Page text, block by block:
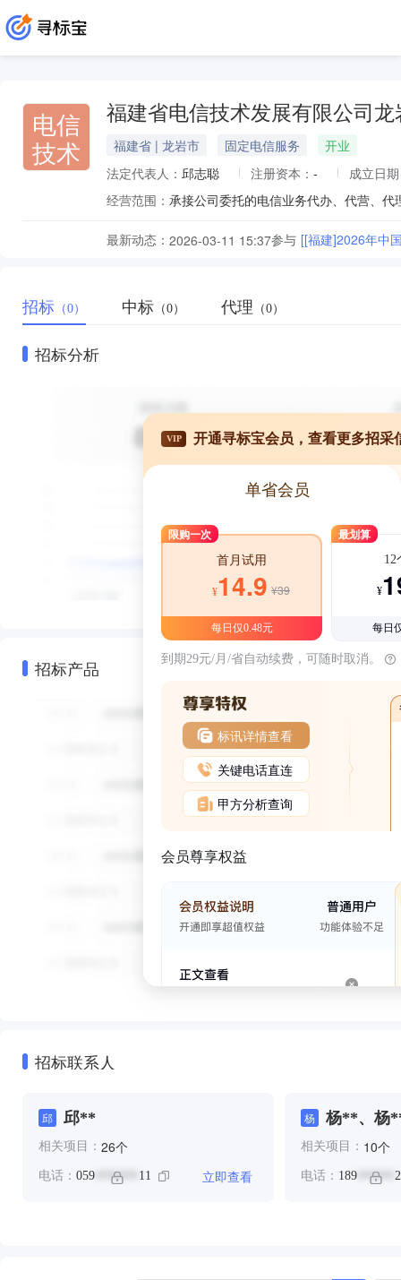
电信
技术
福建省电信技术发展有限公司龙
福建省 | 龙岩市 固定电信服务
开业
法定代表人： 邱志聪 注册资本： -
成立日
经营范围：
最新动态： 2026-03-11 15:37参与 [[福建]2026年中
招标 （0） 中标 （0） 代理 （0）
招标分析
招标产品
VIP 开通寻标宝会员，查看更多招采
单省会员
限购一次
首月试用
¥14.9 ¥39
每日仅0.48元
最划算
12
¥
每日
到期29元/月/省自动续费，可随时取消。
标讯详情查看
关键电话直连
甲方分析查询
会员尊享权益
招标联系人
邱 邱**
相关项目： 26个
电话： 059 ******* 11 立即查看
杨 杨**、杨
相关项目： 10个
电话： 189******